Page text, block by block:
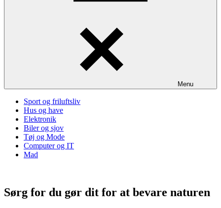
Menu
Sport og friluftsliv
Hus og have
Elektronik
Biler og sjov
Tøj og Mode
Computer og IT
Mad
Sørg for du gør dit for at bevare naturen